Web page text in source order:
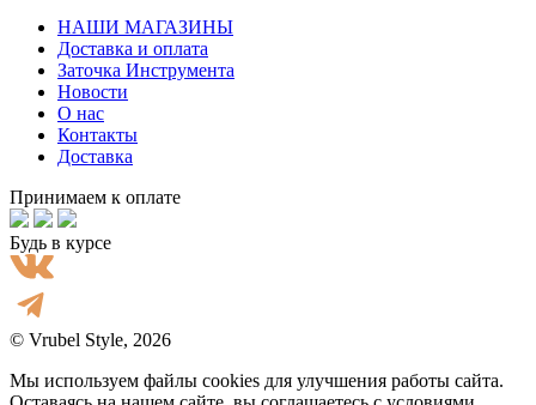
НАШИ МАГАЗИНЫ
Доставка и оплата
Заточка Инструмента
Новости
О нас
Контакты
Доставка
Принимаем к оплате
Будь в курсе
© Vrubel Style, 2026
Мы используем файлы cookies для улучшения работы сайта.